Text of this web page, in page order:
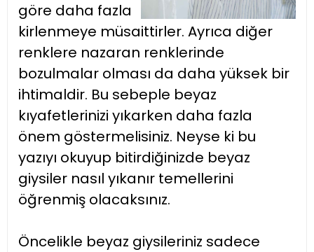
göre daha fazla
kirlenmeye müsaittirler. Ayrıca diğer
renklere nazaran renklerinde
bozulmalar olması da daha yüksek bir
ihtimaldir. Bu sebeple beyaz
kıyafetlerinizi yıkarken daha fazla
önem göstermelisiniz. Neyse ki bu
yazıyı okuyup bitirdiğinizde beyaz
giysiler nasıl yıkanır temellerini
öğrenmiş olacaksınız.
Öncelikle beyaz giysileriniz sadece